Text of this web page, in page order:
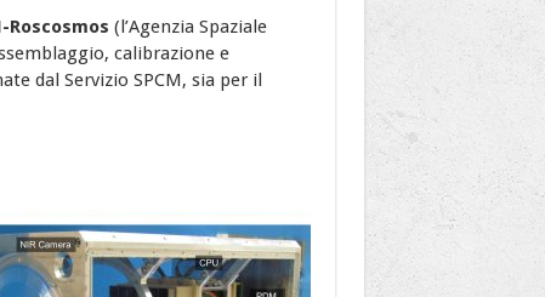
Roscosmos (l’Agenzia Spaziale
calibrazione e
dal Servizio SPCM, sia per il